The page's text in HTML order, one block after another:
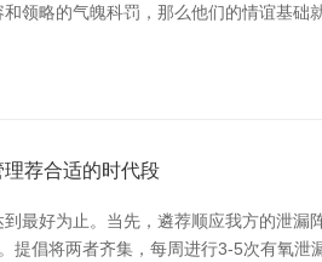
领略的气魄科罚，那么他们的情谊基础
荐合适的时代段
最好为止。当先，遴荐顺应我方的泄
倡将两者齐集，每周进行3-5次有氧